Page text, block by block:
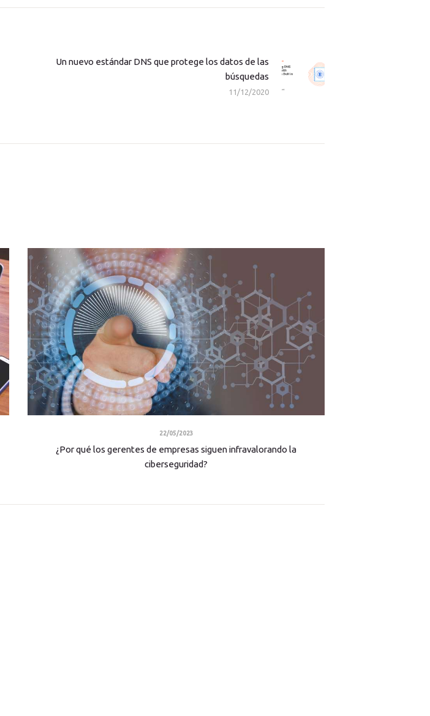
Next
post:
Un nuevo estándar DNS que protege los datos de las
búsquedas
11/12/2020
22/05/2023
¿Por qué los gerentes de empresas siguen infravalorando la
ciberseguridad?